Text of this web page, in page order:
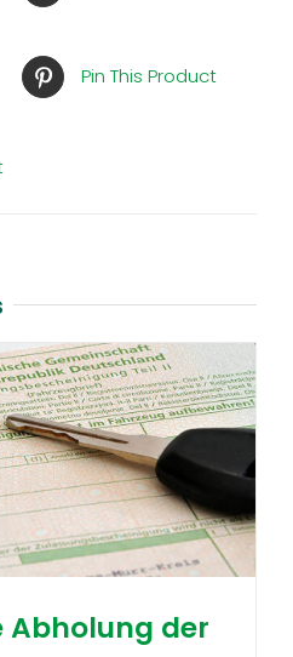
Pin This Product
Abholung der